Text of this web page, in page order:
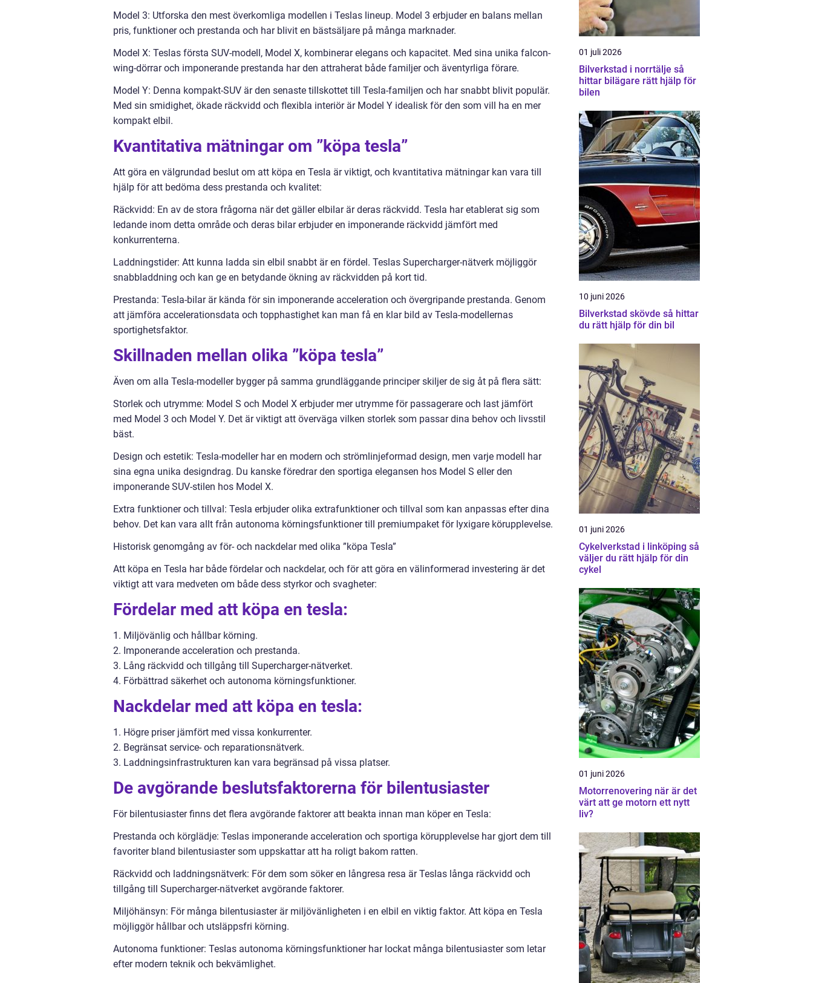
Model 3: Utforska den mest överkomliga modellen i Teslas lineup. Model 3 erbjuder en balans mellan
pris, funktioner och prestanda och har blivit en bästsäljare på många marknader.
Model X: Teslas första SUV-modell, Model X, kombinerar elegans och kapacitet. Med sina unika falcon-
wing-dörrar och imponerande prestanda har den attraherat både familjer och äventyrliga förare.
Model Y: Denna kompakt-SUV är den senaste tillskottet till Tesla-familjen och har snabbt blivit populär.
Med sin smidighet, ökade räckvidd och flexibla interiör är Model Y idealisk för den som vill ha en mer
kompakt elbil.
Kvantitativa mätningar om ”köpa tesla”
Att göra en välgrundad beslut om att köpa en Tesla är viktigt, och kvantitativa mätningar kan vara till
hjälp för att bedöma dess prestanda och kvalitet:
Räckvidd: En av de stora frågorna när det gäller elbilar är deras räckvidd. Tesla har etablerat sig som
ledande inom detta område och deras bilar erbjuder en imponerande räckvidd jämfört med
konkurrenterna.
Laddningstider: Att kunna ladda sin elbil snabbt är en fördel. Teslas Supercharger-nätverk möjliggör
snabbladdning och kan ge en betydande ökning av räckvidden på kort tid.
Prestanda: Tesla-bilar är kända för sin imponerande acceleration och övergripande prestanda. Genom
att jämföra accelerationsdata och topphastighet kan man få en klar bild av Tesla-modellernas
sportighetsfaktor.
Skillnaden mellan olika ”köpa tesla”
Även om alla Tesla-modeller bygger på samma grundläggande principer skiljer de sig åt på flera sätt:
Storlek och utrymme: Model S och Model X erbjuder mer utrymme för passagerare och last jämfört
med Model 3 och Model Y. Det är viktigt att överväga vilken storlek som passar dina behov och livsstil
bäst.
Design och estetik: Tesla-modeller har en modern och strömlinjeformad design, men varje modell har
sina egna unika designdrag. Du kanske föredrar den sportiga elegansen hos Model S eller den
imponerande SUV-stilen hos Model X.
Extra funktioner och tillval: Tesla erbjuder olika extrafunktioner och tillval som kan anpassas efter dina
behov. Det kan vara allt från autonoma körningsfunktioner till premiumpaket för lyxigare körupplevelse.
Historisk genomgång av för- och nackdelar med olika ”köpa Tesla”
Att köpa en Tesla har både fördelar och nackdelar, och för att göra en välinformerad investering är det
viktigt att vara medveten om både dess styrkor och svagheter:
Fördelar med att köpa en tesla:
1. Miljövänlig och hållbar körning.
2. Imponerande acceleration och prestanda.
3. Lång räckvidd och tillgång till Supercharger-nätverket.
4. Förbättrad säkerhet och autonoma körningsfunktioner.
Nackdelar med att köpa en tesla:
1. Högre priser jämfört med vissa konkurrenter.
2. Begränsat service- och reparationsnätverk.
3. Laddningsinfrastrukturen kan vara begränsad på vissa platser.
De avgörande beslutsfaktorerna för bilentusiaster
För bilentusiaster finns det flera avgörande faktorer att beakta innan man köper en Tesla:
Prestanda och körglädje: Teslas imponerande acceleration och sportiga körupplevelse har gjort dem till
favoriter bland bilentusiaster som uppskattar att ha roligt bakom ratten.
Räckvidd och laddningsnätverk: För dem som söker en långresa resa är Teslas långa räckvidd och
tillgång till Supercharger-nätverket avgörande faktorer.
Miljöhänsyn: För många bilentusiaster är miljövänligheten i en elbil en viktig faktor. Att köpa en Tesla
möjliggör hållbar och utsläppsfri körning.
Autonoma funktioner: Teslas autonoma körningsfunktioner har lockat många bilentusiaster som letar
efter modern teknik och bekvämlighet.
01 juli 2026
Bilverkstad i norrtälje så
hittar bilägare rätt hjälp för
bilen
10 juni 2026
Bilverkstad skövde så hittar
du rätt hjälp för din bil
01 juni 2026
Cykelverkstad i linköping så
väljer du rätt hjälp för din
cykel
01 juni 2026
Motorrenovering när är det
värt att ge motorn ett nytt
liv?